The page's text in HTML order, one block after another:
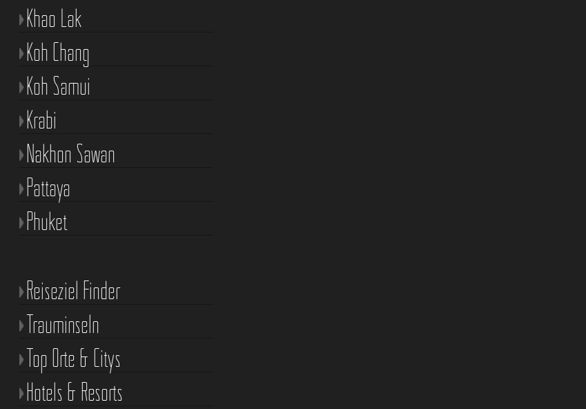
Khao Lak
Koh Chang
Koh Samui
Krabi
Nakhon Sawan
Pattaya
Phuket
Reiseziel Finder
Trauminseln
Top Orte & Citys
Hotels & Resorts